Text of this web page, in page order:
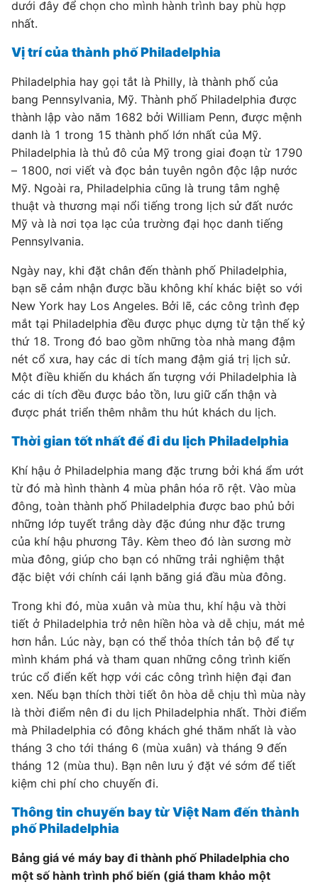
dưới đây để chọn cho mình hành trình bay phù hợp
nhất.
Vị trí của thành phố Philadelphia
Philadelphia hay gọi tắt là Philly, là thành phố của
bang Pennsylvania, Mỹ. Thành phố Philadelphia được
thành lập vào năm 1682 bởi William Penn, được mệnh
danh là 1 trong 15 thành phố lớn nhất của Mỹ.
Philadelphia là thủ đô của Mỹ trong giai đoạn từ 1790
– 1800, nơi viết và đọc bản tuyên ngôn độc lập nước
Mỹ. Ngoài ra, Philadelphia cũng là trung tâm nghệ
thuật và thương mại nổi tiếng trong lịch sử đất nước
Mỹ và là nơi tọa lạc của trường đại học danh tiếng
Pennsylvania.
Ngày nay, khi đặt chân đến thành phố Philadelphia,
bạn sẽ cảm nhận được bầu không khí khác biệt so với
New York hay Los Angeles. Bởi lẽ, các công trình đẹp
mắt tại Philadelphia đều được phục dựng từ tận thế kỷ
thứ 18. Trong đó bao gồm những tòa nhà mang đậm
nét cổ xưa, hay các di tích mang đậm giá trị lịch sử.
Một điều khiến du khách ấn tượng với Philadelphia là
các di tích đều được bảo tồn, lưu giữ cẩn thận và
được phát triển thêm nhằm thu hút khách du lịch.
Thời gian tốt nhất để đi du lịch Philadelphia
Khí hậu ở Philadelphia mang đặc trưng bởi khá ẩm ướt
từ đó mà hình thành 4 mùa phân hóa rõ rệt. Vào mùa
đông, toàn thành phố Philadelphia được bao phủ bởi
những lớp tuyết trắng dày đặc đúng như đặc trưng
của khí hậu phương Tây. Kèm theo đó làn sương mờ
mùa đông, giúp cho bạn có những trải nghiệm thật
đặc biệt với chính cái lạnh băng giá đầu mùa đông.
Trong khi đó, mùa xuân và mùa thu, khí hậu và thời
tiết ở Philadelphia trở nên hiền hòa và dễ chịu, mát mẻ
hơn hẳn. Lúc này, bạn có thể thỏa thích tản bộ để tự
mình khám phá và tham quan những công trình kiến
trúc cổ điển kết hợp với các công trình hiện đại đan
xen. Nếu bạn thích thời tiết ôn hòa dễ chịu thì mùa này
là thời điểm nên đi du lịch Philadelphia nhất. Thời điểm
mà Philadelphia có đông khách ghé thăm nhất là vào
tháng 3 cho tới tháng 6 (mùa xuân) và tháng 9 đến
tháng 12 (mùa thu). Bạn nên lưu ý đặt vé sớm để tiết
kiệm chi phí cho chuyến đi.
Thông tin chuyến bay từ Việt Nam đến thành
phố Philadelphia
Bảng giá vé máy bay đi thành phố Philadelphia cho
một số hành trình phổ biến (giá tham khảo một